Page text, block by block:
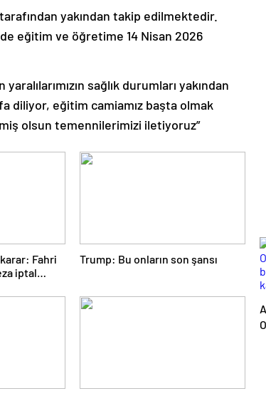
yakından takip edilmektedir.
eğitim ve öğretime 14 Nisan 2026
sağlık durumları yakından
diliyor, eğitim camiamız başta olmak
olsun temennilerimizi iletiyoruz”
Fahri
iptal
Trump: Bu onların son şansı